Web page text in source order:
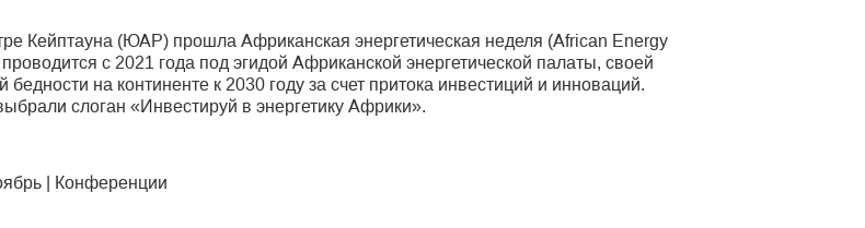
Кейптауна (ЮАР) прошла Африканская энергетическая неделя (African Energy
с 2021 года под эгидой Африканской энергетической палаты, своей
бедности на континенте к 2030 году за счет притока инвестиций и инноваций.
слоган «Инвестируй в энергетику Африки».
| Конференции